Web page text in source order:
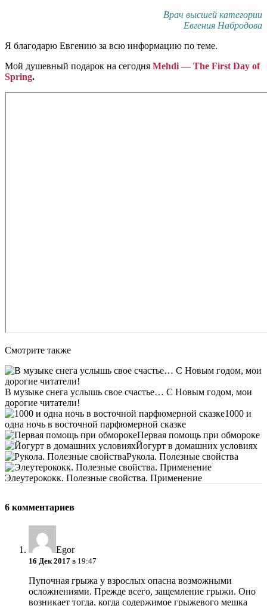
Врач высшей категории
Евгения Набродова
Я благодарю Евгению за всю информацию по теме.
Мой душевный подарок на сегодня Mehdi — The First Day of
Spring.
Смотрите также
В музыке снега услышь свое счастье… С Новым годом, мои
дорогие читатели!
1000 и
одна ночь в восточной парфюмерной сказке
Первая помощь при обмороке
Йогурт в домашних условиях
Рукола. Полезные свойства
Элеутерококк. Полезные свойства. Применение
6 комментариев
Egor
16 Дек 2017 в 19:47
Пупочная грыжа у взрослых опасна возможными
осложнениями. Прежде всего, защемление грыжи. Оно
возникает тогда, когда содержимое грыжевого мешка